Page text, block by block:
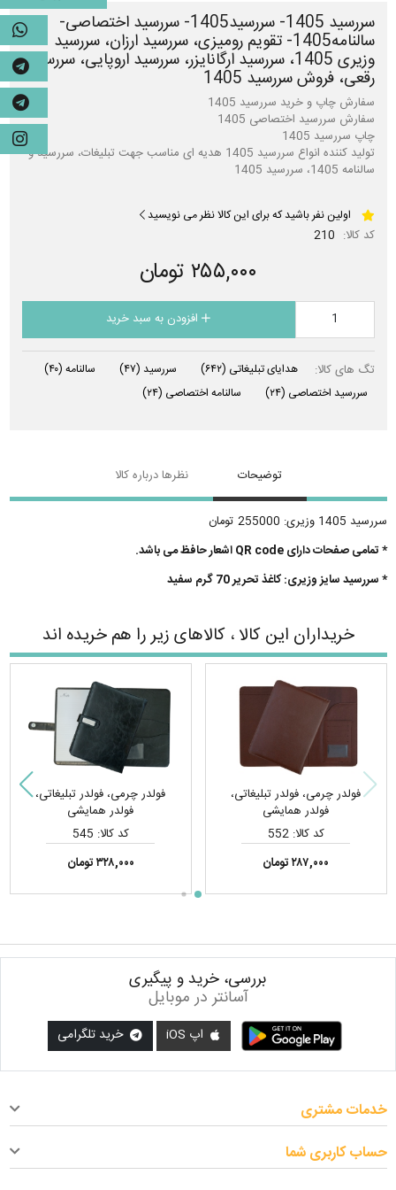
سررسید 1405- سررسید1405- سررسید اختصاصی-
سالنامه1405- تقویم رومیزی، سررسید ارزان، سررسید
وزیری 1405، سررسید ارگانایزر، سررسید اروپایی، سررسید
رقعی، فروش سررسید 1405
تولید کننده انواع سررسید 1405 هدیه ای مناسب جهت تبلیغات، سررسید و
سالنامه 1405، سررسید 1405
اولین نفر باشید که برای این کالا نظر می نویسید
کد کالا: 210
۲۵۵,۰۰۰ تومان
افزودن به سبد خرید
تگ های کالا: هدایای تبلیغاتی (۶۴۲) سررسید (۴۷) سالنامه (۴۰)
سررسید اختصاصی (۲۴) سالنامه اختصاصی (۲۴)
توضیحات نظرها درباره کالا
سررسید 1405 وزیری: 255000 تومان
* تمامی صفحات دارای QR code اشعار حافظ می باشد.
* سررسید سایز وزیری: کاغذ تحریر 70 گرم سفید
خریداران این کالا ، کالاهای زیر را هم خریده اند
فولدر چرمی، فولدر تبلیغاتی،
فولدر همایشی
کد کالا: 552
۲۸۷,۰۰۰ تومان
فولدر چرمی، فولدر تبلیغاتی،
فولدر همایشی
کد کالا: 545
۳۲۸,۰۰۰ تومان
بررسی، خرید و پیگیری
آسانتر در موبایل
اپ iOS خرید تلگرامی
خدمات مشتری
حساب کاربری شما